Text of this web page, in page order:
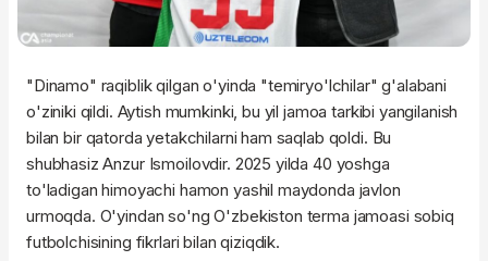
"Dinamo" raqiblik qilgan o'yinda "temiryo'lchilar" g'alabani
o'ziniki qildi. Aytish mumkinki, bu yil jamoa tarkibi yangilanish
bilan bir qatorda yetakchilarni ham saqlab qoldi. Bu
shubhasiz Anzur Ismoilovdir. 2025 yilda 40 yoshga
to'ladigan himoyachi hamon yashil maydonda javlon
urmoqda. O'yindan so'ng O'zbekiston terma jamoasi sobiq
futbolchisining fikrlari bilan qiziqdik.